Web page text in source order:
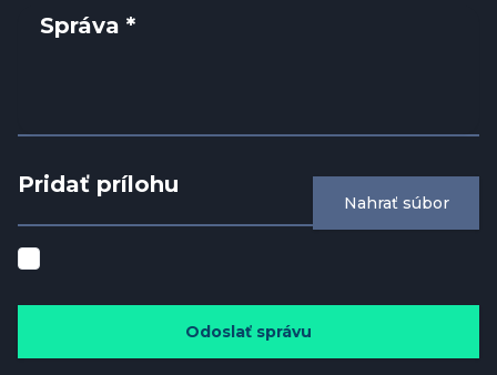
Pridať prílohu
Nahrať súbor
Odoslať správu